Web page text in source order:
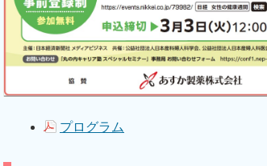
プログラム